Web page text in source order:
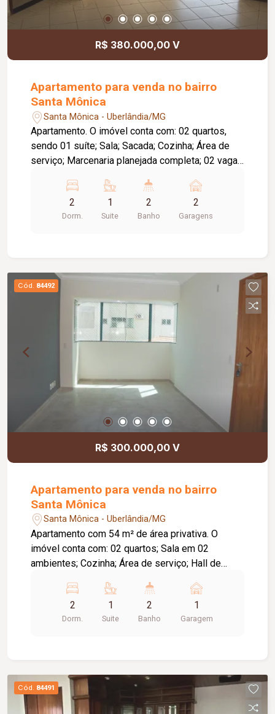
Ambientes amplos, planejados e com excelente
padrão de acabamento.
R$ 380.000,00 V
Apartamento para venda no bairro
Santa Mônica
Santa Mônica - Uberlândia/MG
Apartamento. O imóvel conta com: 02 quartos,
sendo 01 suíte; Sala; Sacada; Cozinha; Área de
serviço; Marcenaria planejada completa; 02 vagas
Diferenciais: Localizado em avenida com canteiro
central; Próximo a churrascaria, supermercados,
farmácias, casa de carnes e comércios da região;
2
Dorm.
1
Suite
2
Banho
2
Garagens
Cód. 84492
R$ 300.000,00 V
Apartamento para venda no bairro
Santa Mônica
Santa Mônica - Uberlândia/MG
Apartamento com 54 m² de área privativa. O
imóvel conta com: 02 quartos; Sala em 02
ambientes; Cozinha; Área de serviço; Hall de
Diferenciais: Aceita pets; Localização
privilegiada, próxima a comércios e serviços da
2
Dorm.
1
Suite
2
Banho
1
Garagem
Cód. 84491